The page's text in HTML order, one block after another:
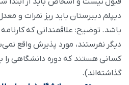
دیپلم دبیرستان باید ریز نمرات و
باشد. توضیح: علاقمندانی که کارنامه
دیگر نفرستند، مورد پذیرش واقع
کسانی هستند که دوره دانشگاهی
گذاشته‌اند).